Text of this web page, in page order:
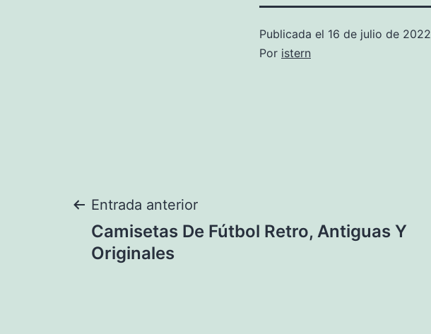
Publicada el 16 de julio de 2022
Por istern
Navegación
de
Entrada anterior
Camisetas De Fútbol Retro, Antiguas Y
Originales